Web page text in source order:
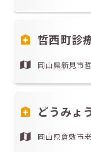
哲西町診
岡山県新見市
どうみょ
岡山県倉敷市